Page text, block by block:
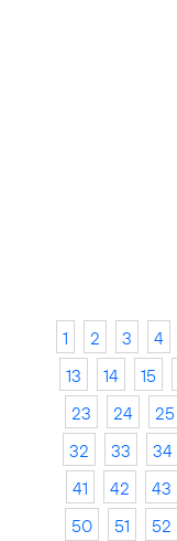
1 2 3 4
13
14 15
23
24 25
32
33 34
41
42 43
50
51 52